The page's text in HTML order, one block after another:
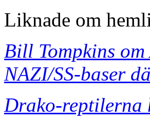
Liknade om
Bill Tompkins
NAZI/SS-baser
Drako-